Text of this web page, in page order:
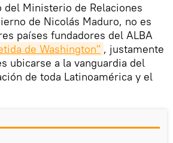
del Ministerio de Relaciones
de Nicolás Maduro, no es
países fundadores del ALBA
de Washington" , justamente
ubicarse a la vanguardia del
de toda Latinoamérica y el